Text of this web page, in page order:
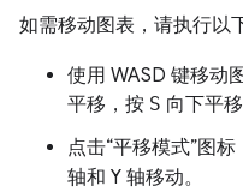
如需移动图表，请执行以
使用 WASD 键移动
平移，按 S 向下平
点击“平移模式”图标
轴和 Y 轴移动。